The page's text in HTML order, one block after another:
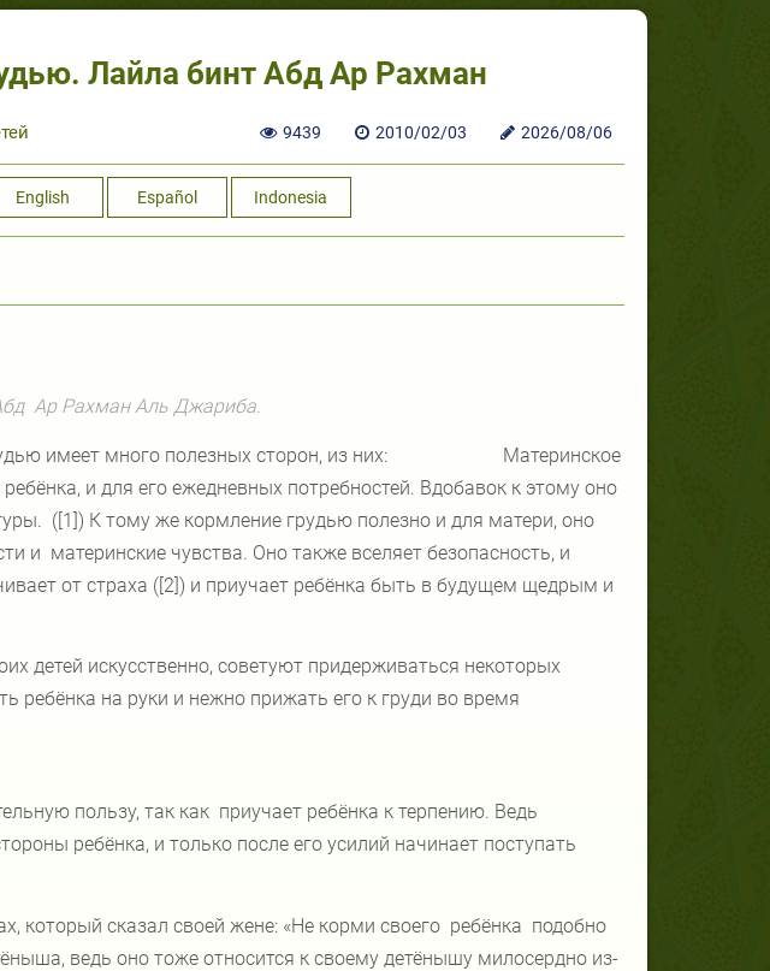
Лайла бинт Абд Ар Рахман
9439 2010/02/03 2026/08/06
English Español Indonesia
Ар Рахман Аль Джариба.
имеет много полезных сторон, из них:
Материнское
и для его ежедневных потребностей. Вдобавок к этому оно
([1]) К тому же кормление грудью полезно и для матери, оно
и материнские чувства. Оно также вселяет безопасность, и
от страха ([2]) и приучает ребёнка быть в будущем щедрым и
детей искусственно, советуют придерживаться некоторых
ребёнка на руки и нежно прижать его к груди во время
пользу, так как приучает ребёнка к терпению. Ведь
ребёнка, и только после его усилий начинает поступать
который сказал своей жене: «Не корми своего ребёнка подобно
ведь оно тоже относится к своему детёнышу милосердно из-